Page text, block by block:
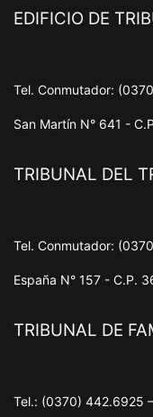
EDIFICIO DE
Tel. Conmutador:
San Martín N° 641 -
TRIBUNAL DEL
Tel. Conmutador:
España N° 157 - C.P.
TRIBUNAL DE
Tel.: (0370) 442.6925